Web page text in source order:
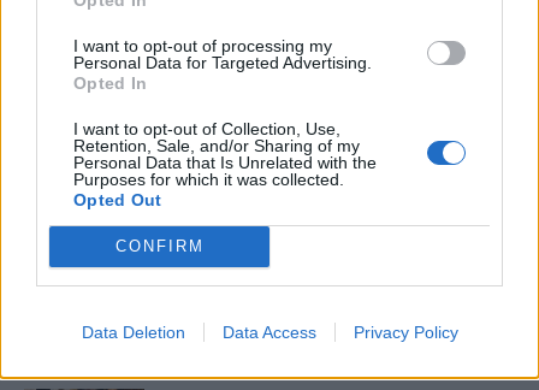
I want to opt-out of processing my
Personal Data for Targeted Advertising.
Opted In
I want to opt-out of Collection, Use,
Retention, Sale, and/or Sharing of my
Personal Data that Is Unrelated with the
Purposes for which it was collected.
Opted Out
CONFIRM
Data Deletion Data Access Privacy Policy
Elyna Robbs: Adéle és az örökölt árnyak
Woody Allen megosztó zsenialitása
A világ legismertebb ruhái